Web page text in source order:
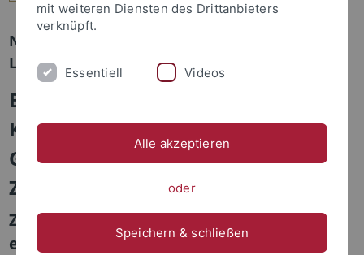
Newsletter Uni Tübingen aktuell Nr. 1/2022:
Leute
Bedeutender Bienenforscher,
Kenner des Araukarienwalds und
Gründungsdirektor des Brasilien-
Zentrums
Zum Tode von Professor Dr. Wolf Engels
ein Nachruf von Stefan Laufer
mit weiteren Diensten des Drittanbieters
verknüpft.
Essentiell Videos
Alle akzeptieren
oder
Speichern & schließen